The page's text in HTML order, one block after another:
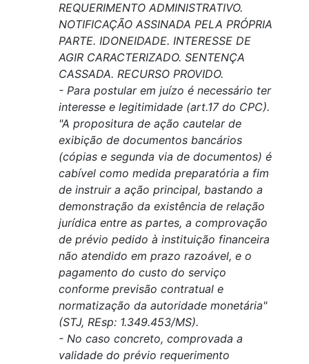
REQUERIMENTO ADMINISTRATIVO.
NOTIFICAÇÃO ASSINADA PELA PRÓPRIA
PARTE. IDONEIDADE. INTERESSE DE
AGIR CARACTERIZADO. SENTENÇA
CASSADA. RECURSO PROVIDO.
- Para postular em juízo é necessário ter
interesse e legitimidade (art.17 do CPC).
"A propositura de ação cautelar de
exibição de documentos bancários
(cópias e segunda via de documentos) é
cabível como medida preparatória a fim
de instruir a ação principal, bastando a
demonstração da existência de relação
jurídica entre as partes, a comprovação
de prévio pedido à instituição financeira
não atendido em prazo razoável, e o
pagamento do custo do serviço
conforme previsão contratual e
normatização da autoridade monetária"
(STJ, REsp: 1.349.453/MS).
- No caso concreto, comprovada a
validade do prévio requerimento